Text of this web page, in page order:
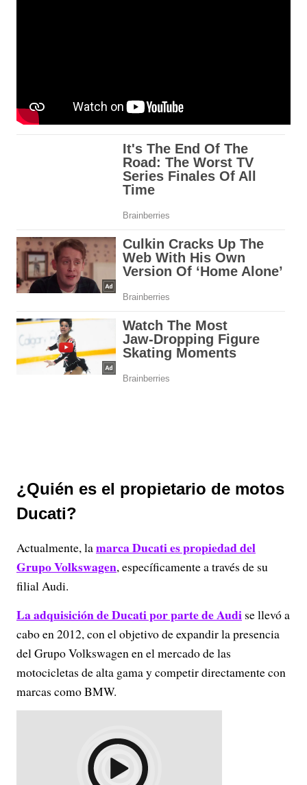
¿Quién es el propietario de motos
Ducati?
Actualmente, lamarca Ducati es propiedad del
Grupo Volkswagen, específicamente a través de su
filial Audi.
La adquisición de Ducati por parte de Audi se llevó a
cabo en 2012, con el objetivo de expandir la presencia
del Grupo Volkswagen en el mercado de las
motocicletas de alta gama y competir directamente con
marcas como BMW.